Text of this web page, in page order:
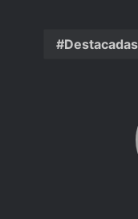
Destacadas